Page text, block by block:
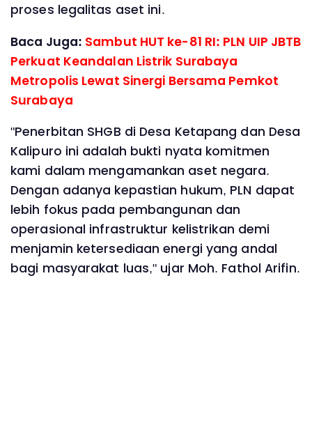
proses legalitas aset ini.
Baca Juga: Sambut HUT ke-81 RI: PLN UIP JBTB
Perkuat Keandalan Listrik Surabaya
Metropolis Lewat Sinergi Bersama Pemkot
Surabaya
"Penerbitan SHGB di Desa Ketapang dan Desa
Kalipuro ini adalah bukti nyata komitmen
kami dalam mengamankan aset negara.
Dengan adanya kepastian hukum, PLN dapat
lebih fokus pada pembangunan dan
operasional infrastruktur kelistrikan demi
menjamin ketersediaan energi yang andal
bagi masyarakat luas," ujar Moh. Fathol Arifin.